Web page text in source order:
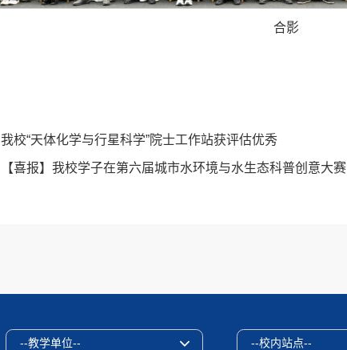
合影
我校“天体化学与行星科学”院士工作站获评估优秀
【喜报】我校学子在第六届城市水环境与水生态科普创意大
--教学单位-- --校内站点--